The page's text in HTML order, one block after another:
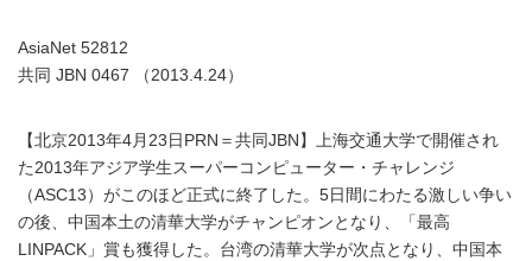
AsiaNet 52812
共同 JBN 0467 （2013.4.24）
【北京2013年4月23日PRN＝共同JBN】上海交通大学で開催され
た2013年アジア学生スーパーコンピューター・チャレンジ
（ASC13）がこのほど正式に終了した。5日間にわたる激しい争い
の後、中国本土の清華大学がチャンピオンとなり、「最高
LINPACK」賞も獲得した。台湾の清華大学が次点となり、中国本